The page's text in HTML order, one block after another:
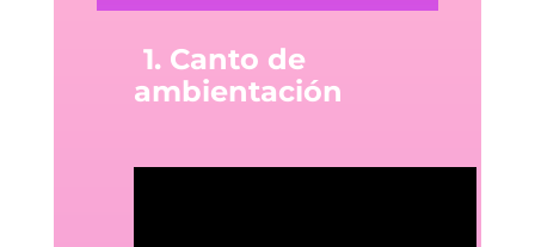
1. Canto de
ambientación